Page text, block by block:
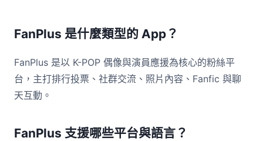
FanPlus 是什麼類型的 App？
FanPlus 是以 K-POP 偶像與演員應援為核心的粉絲平
台，主打排行投票、社群交流、照片內容、Fanfic 與聊
天互動。
FanPlus 支援哪些平台與語言？